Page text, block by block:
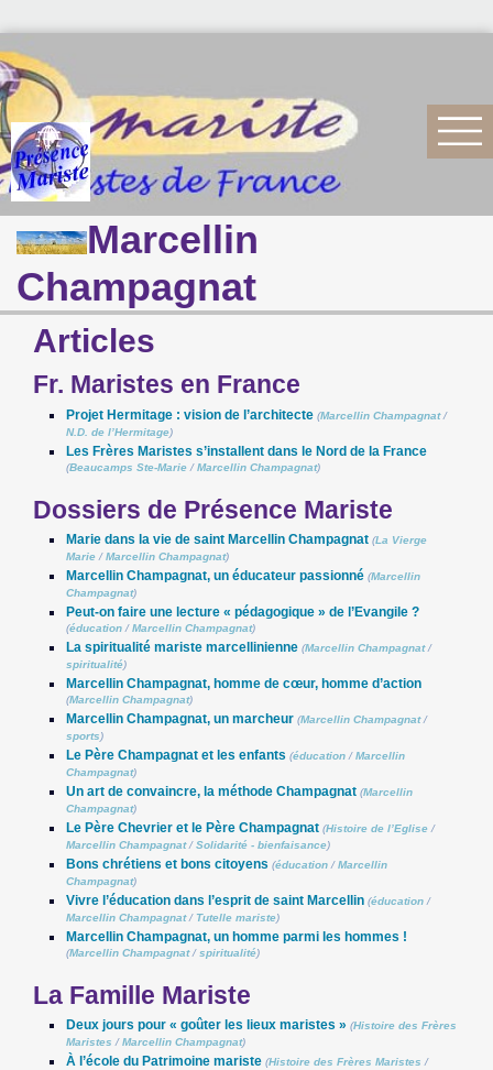
Marcellin
Champagnat
Articles
Fr. Maristes en France
Projet Hermitage : vision de l’architecte (Marcellin Champagnat/
N.D. de l’Hermitage)
Les Frères Maristes s’installent dans le Nord de la France
(Beaucamps Ste-Marie /Marcellin Champagnat)
Dossiers de Présence Mariste
Marie dans la vie de saint Marcellin Champagnat (La Vierge
Marie /Marcellin Champagnat)
Marcellin Champagnat, un éducateur passionné (Marcellin
Champagnat)
Peut-on faire une lecture « pédagogique » de l’Evangile ?
(éducation /Marcellin Champagnat)
La spiritualité mariste marcellinienne (Marcellin Champagnat/
spiritualité)
Marcellin Champagnat, homme de cœur, homme d’action
(Marcellin Champagnat)
Marcellin Champagnat, un marcheur (Marcellin Champagnat/
sports)
Le Père Champagnat et les enfants (éducation /Marcellin
Champagnat)
Un art de convaincre, la méthode Champagnat (Marcellin
Champagnat)
Le Père Chevrier et le Père Champagnat (Histoire de l’Eglise /
Marcellin Champagnat/Solidarité - bienfaisance)
Bons chrétiens et bons citoyens (éducation /Marcellin
Champagnat)
Vivre l’éducation dans l’esprit de saint Marcellin (éducation /
Marcellin Champagnat/ Tutelle mariste)
Marcellin Champagnat, un homme parmi les hommes !
(Marcellin Champagnat/spiritualité)
La Famille Mariste
Deux jours pour « goûter les lieux maristes » (Histoire des Frères
Maristes /Marcellin Champagnat)
À l’école du Patrimoine mariste (Histoire des Frères Maristes /